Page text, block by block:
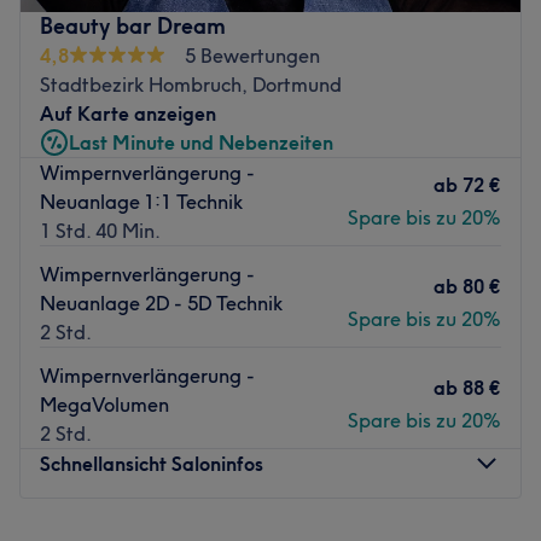
Wimpernstyling sowie professionelle Zahnaufhellung
spezialisiert hat. In entspannter Atmosphäre bekommen
Kundinnen und Kunden maßgeschneiderte
Beauty‑Services mit hochwertigen Technologien und
persönlicher Betreuung – für sichtbar glattere Haut,
strahlende Gesichtskonturen und ein rundum gepflegtes
Erscheinungsbild.
Nächste öffentliche Verkehrsmittel:
Nur wenige Schritte entfernt des Salons liegt die U-Bahn-
Station Oberdorfstraße.
Das Team:
Die Inhaberin und Kosmetikerin Rojin führt Beauty Level
mit Leidenschaft, Fachwissen und einem ausgeprägten
Gespür für moderne Schönheitstrends. Mit professionellen
Techniken in dauerhafter Haarentfernung, Gesichts‑ und
Beauty bar Dream
4,8
5 Bewertungen
Stadtbezirk Hombruch, Dortmund
Auf Karte anzeigen
Last Minute und Nebenzeiten
Wimpernverlängerung -
Neuanlage 1:1 Technik
1 Std. 40 Min.
ab 72 €
Spare bis zu 20%
Wimpernverlängerung -
Neuanlage 2D - 5D Technik
2 Std.
ab 80 €
Spare bis zu 20%
Wimpernverlängerung -
MegaVolumen
2 Std.
ab 88 €
Spare bis zu 20%
Schnellansicht Saloninfos